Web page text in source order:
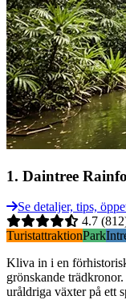
1. Daintree
Se detaljer, tips,
4.7
TuristattraktionPark
Kliva in i en
grönskande
uråldriga växter på ett